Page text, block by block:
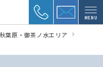
MENU
葉原・御茶ノ水エリア